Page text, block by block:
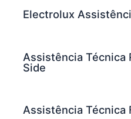
Electrolux
Assistência Técnica
Side
Assistência Técnica